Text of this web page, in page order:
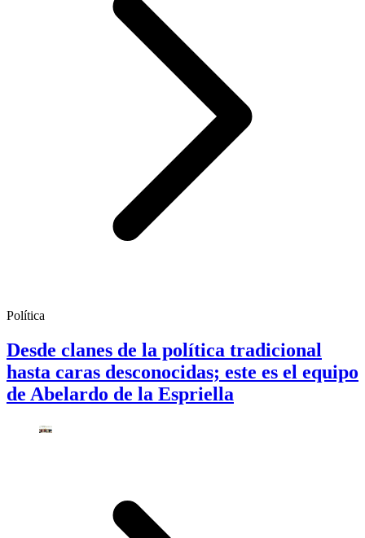
Política
Desde clanes de la política tradicional
hasta caras desconocidas; este es el equipo
de Abelardo de la Espriella